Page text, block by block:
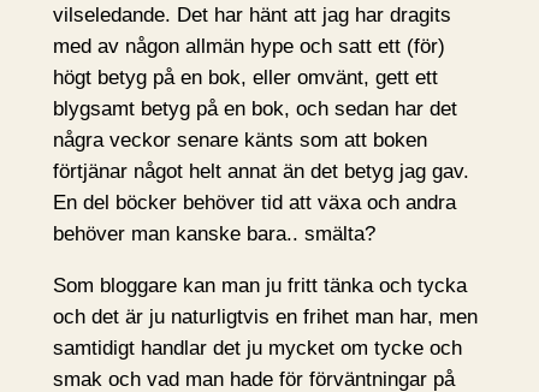
vilseledande. Det har hänt att jag har dragits
med av någon allmän hype och satt ett (för)
högt betyg på en bok, eller omvänt, gett ett
blygsamt betyg på en bok, och sedan har det
några veckor senare känts som att boken
förtjänar något helt annat än det betyg jag gav.
En del böcker behöver tid att växa och andra
behöver man kanske bara.. smälta?
Som bloggare kan man ju fritt tänka och tycka
och det är ju naturligtvis en frihet man har, men
samtidigt handlar det ju mycket om tycke och
smak och vad man hade för förväntningar på